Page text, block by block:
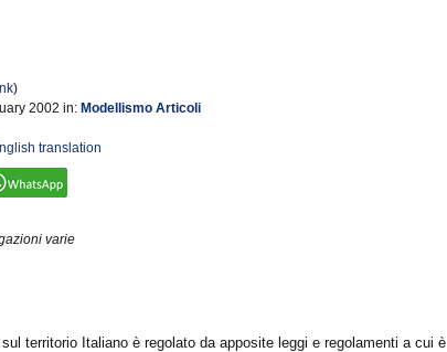
)
2002 in: Modellismo Articoli
translation
varie
territorio Italiano è regolato da apposite leggi e regolamenti a cui è